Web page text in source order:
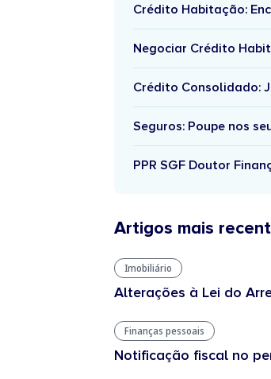
Crédito Habitação:
Negociar Crédito
Crédito Consolidado:
Seguros: Poupe nos
PPR SGF Doutor
Artigos mais
Imobiliário
Alterações à Lei do
Finanças pessoais
Notificação fiscal no